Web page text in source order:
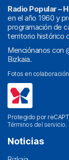
Radio Popular –
en el año 1960 y
programación de
territorio histórico
Menciónanos con
Bizkaia.
Fotos en
Protegido por
Términos del servicio.
Noticias